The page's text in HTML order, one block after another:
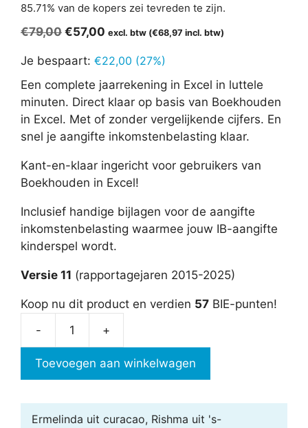
5
85.71% van de kopers zei tevreden te zijn.
€79,00 Oorspronkelijke
was:
€79,00.
€57,00 Huidige
is:
€57,00.
excl. btw (€68,97 incl. btw)
Je bespaart: €22,00 (27%)
Een complete jaarrekening in Excel in luttele
minuten. Direct klaar op basis van Boekhouden
in Excel. Met of zonder vergelijkende cijfers. En
snel je aangifte inkomstenbelasting klaar.
Kant-en-klaar ingericht voor gebruikers van
Boekhouden in Excel!
Inclusief handige bijlagen voor de aangifte
inkomstenbelasting waarmee jouw IB-aangifte
kinderspel wordt.
Versie 11 (rapportagejaren 2015-2025)
Koop nu dit product en verdien 57 BIE-punten!
-
Excel
+
Toevoegen aan winkelwagen
Ermelinda uit curacao, Rishma uit 's-